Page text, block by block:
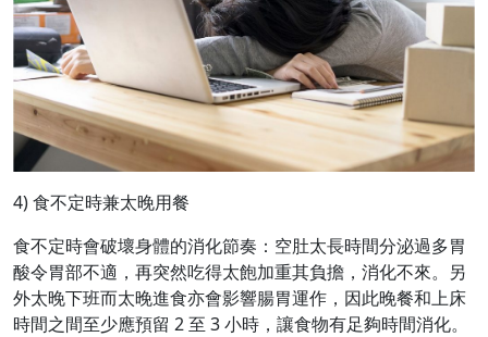
4) 食不定時兼太晚用餐
食不定時會破壞身體的消化節奏：空肚太長時間分泌過多胃
酸令胃部不適，再突然吃得太飽加重其負擔，消化不來。另
外太晚下班而太晚進食亦會影響腸胃運作，因此晚餐和上床
時間之間至少應預留 2 至 3 小時，讓食物有足夠時間消化。